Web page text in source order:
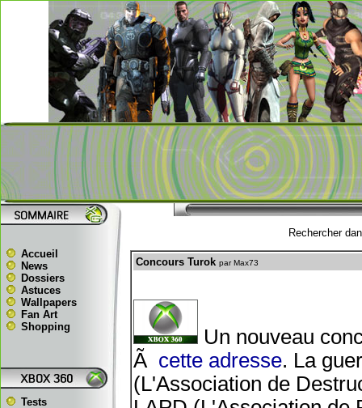
Accueil
News
Dossiers
Astuces
Wallpapers
Fan Art
Shopping
Tests
Rechercher
Concours Turok par Max73
Un nouveau
Ã cette adresse. La
(L'Association de